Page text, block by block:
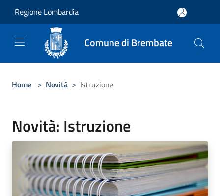
Regione Lombardia
Comune di Brembate
Home > Novità > Istruzione
Novità: Istruzione